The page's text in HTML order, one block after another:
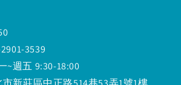
3539
~週五 9:30-18:00